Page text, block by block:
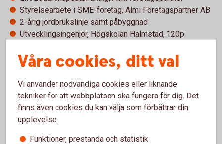
Styrelsearbete i SME-företag, Almi Företagspartner AB
2-årig jordbrukslinje samt påbyggnad
Utvecklingsingenjör, Högskolan Halmstad, 120p
Uppdrag i Sparbanken Göinge
Ledamot i styrelsen
Arbetslivserfarenhet
Link Visualisering AB, Enthed Animaton AB företagare
Våra cookies, ditt val
Vi använder nödvändiga cookies eller liknande
tekniker för att webbplatsen ska fungera för dig. Det
finns även cookies du kan välja som förbättrar din
upplevelse:
Funktioner, prestanda och statistik